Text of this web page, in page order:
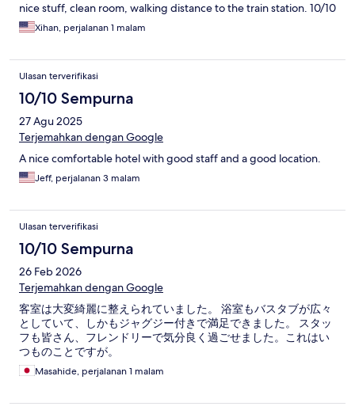
nice stuff, clean room, walking distance to the train station. 10/10
Xihan, perjalanan 1 malam
Ulasan terverifikasi
10/10 Sempurna
27 Agu 2025
Terjemahkan dengan Google
A nice comfortable hotel with good staff and a good location.
Jeff, perjalanan 3 malam
Ulasan terverifikasi
10/10 Sempurna
26 Feb 2026
Terjemahkan dengan Google
客室は大変綺麗に整えられていました。 浴室もバスタブが広々
としていて、しかもジャグジー付きで満足できました。 スタッ
フも皆さん、フレンドリーで気分良く過ごせました。これはい
つものことですが。
Masahide, perjalanan 1 malam